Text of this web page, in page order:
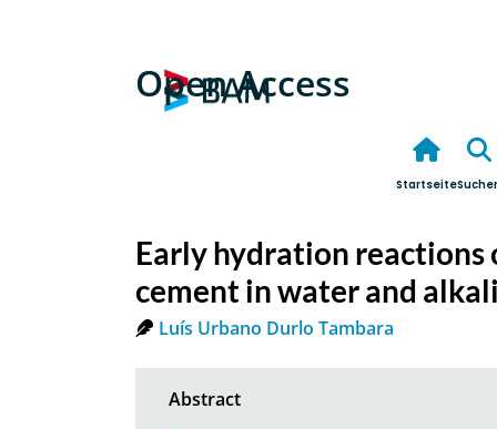
Open Access
Startseite
Early hydration
cement in water and
Luís Urbano Durlo Tambara